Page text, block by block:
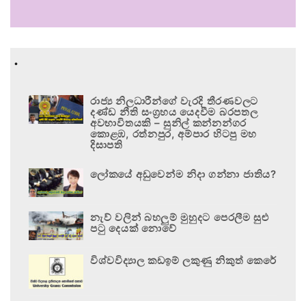
.
රාජ්‍ය නිලධාරීන්ගේ වැරදි තීරණවලට
දණ්ඩ නීති සංග්‍රහය යෙදවීම බරපතල
අවභාවිතයකි – සුනිල් කන්නන්ගර
කොළඹ, රත්නපුර, අම්පාර හිටපු මහ
දිසාපති
ලෝකයේ අඩුවෙන්ම නිදා ගන්නා ජාතිය?
නැව් වලින් බහලුම් මුහුදට පෙරලීම සුළු
පටු දෙයක් නොවේ
විශ්වවිද්‍යාල කඩඉම් ලකුණු නිකුත් කෙරේ